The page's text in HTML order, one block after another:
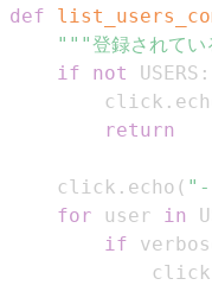
def
"""登録されてい
if
not USERS :
        click
.
return
    click
. echo (
for user in
if
            click